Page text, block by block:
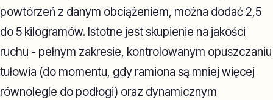
powtórzeń z danym obciążeniem, można dodać 2,5
do 5 kilogramów. Istotne jest skupienie na jakości
ruchu - pełnym zakresie, kontrolowanym opuszczaniu
tułowia (do momentu, gdy ramiona są mniej więcej
równolegle do podłogi) oraz dynamicznym